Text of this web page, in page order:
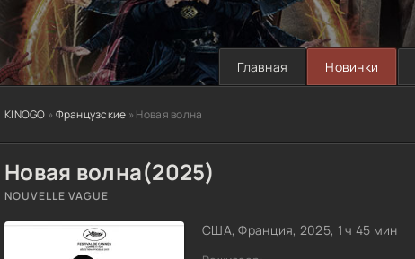
Главная Новинки
KINOGO » Французские » Новая волна
Новая волна(2025)
NOUVELLE VAGUE
США, Франция, 2025, 1 ч 45 мин